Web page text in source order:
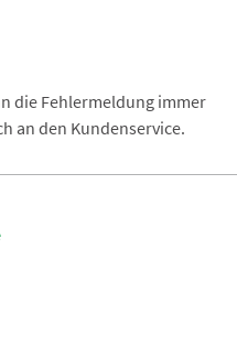
die Fehlermeldung immer
an den Kundenservice.